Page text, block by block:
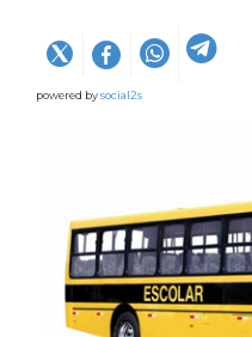
powered bysocial2s